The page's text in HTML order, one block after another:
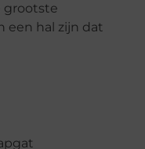
grootste
een hal zijn dat